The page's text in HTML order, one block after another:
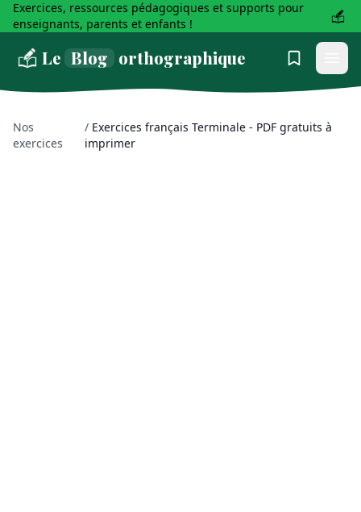
Exercices, ressources pédagogiques et supports pour
enseignants, parents et enfants !
Le Blog orthographique
Nos
exercices
/ Exercices français Terminale - PDF gratuits à
imprimer